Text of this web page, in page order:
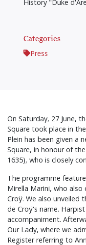
History "Duke
Categories
Press
On Saturday, 27 June,
Square took place in
Plein has been given a
Square, in honour of
1635), who is closely
The programme
Mirella Marini, who
Croÿ. We also unveiled
de Croÿ's name.
accompaniment.
Our Lady, where we
Register referring to